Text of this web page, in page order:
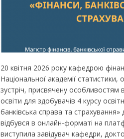
20 квітня 2026 року кафедрою
Національної академії
зустріч, присвячену особливостям
освіти для здобувачів 4 курсу
банківська справа та
відбувся в онлайн-форматі на
виступила завідувач кафедри,